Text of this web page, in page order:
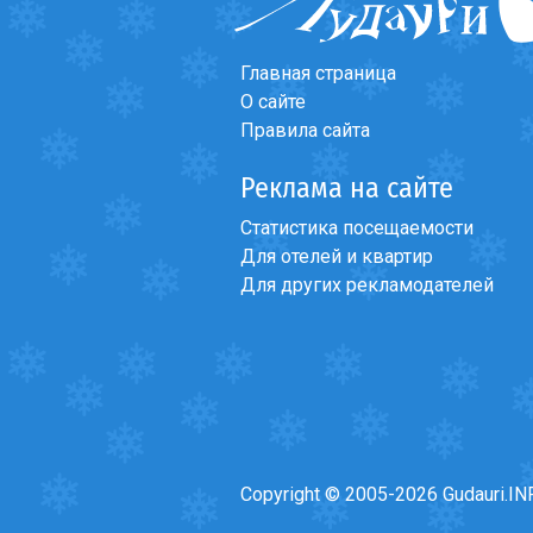
Форум>Общий форум
Главная страница
О сайте
Правила сайта
Реклама на сайте
Статистика посещаемости
Для отелей и квартир
Для других рекламодателей
Copyright © 2005-2026